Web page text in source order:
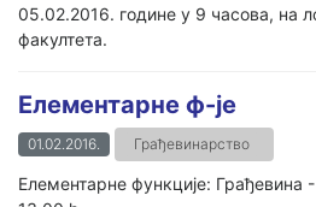
05.02.2016. године у 9 часова, на
факултета.
Елементарне ф-је
01.02.2016. Грађевинарство
Елементарне функције: Грађевина